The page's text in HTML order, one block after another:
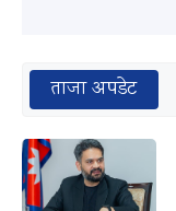
ताजा अपडेट